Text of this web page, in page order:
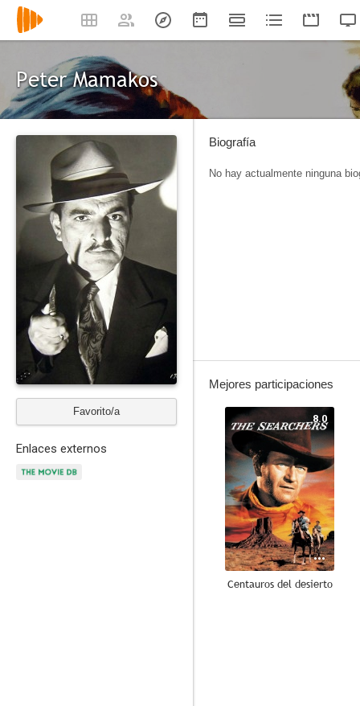
Peter Mamakos
Favorito/a
Enlaces externos
Biografía
No hay actualmente ninguna
Mejores participaciones
8.0
Centauros del desierto